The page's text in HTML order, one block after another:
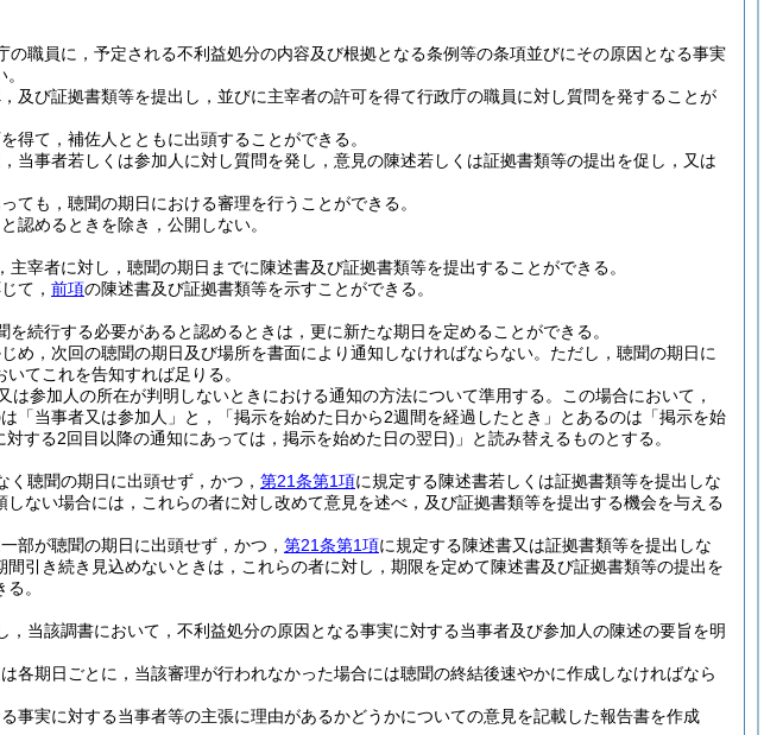
職員に，予定される不利益処分の内容及び根拠となる条例等の条項並びにその原因となる事実
及び証拠書類等を提出し，並びに主宰者の許可を得て行政庁の職員に対し質問を発することが
得て，補佐人とともに出頭することができる。
当事者若しくは参加人に対し質問を発し，意見の陳述若しくは証拠書類等の提出を促し，又は
ても，聴聞の期日における審理を行うことができる。
認めるときを除き，公開しない。
宰者に対し，聴聞の期日までに陳述書及び証拠書類等を提出することができる。
て， 前項の陳述書及び証拠書類等を示すことができる。
続行する必要があると認めるときは，更に新たな期日を定めることができる。
め，次回の聴聞の期日及び場所を書面により通知しなければならない。 ただし，聴聞の期日に
てこれを告知すれば足りる。
は参加人の所在が判明しないときにおける通知の方法について準用する。
この場合において，
「当事者又は参加人」と，「掲示を始めた日から2週間を経過したとき」とあるのは「掲示を始
する2回目以降の通知にあっては，掲示を始めた日の翌日) 」と読み替えるものとする。
聴聞の期日に出頭せず，かつ， 第21条第1項に規定する陳述書若しくは証拠書類等を提出しな
ない場合には，これらの者に対し改めて意見を述べ，及び証拠書類等を提出する機会を与える
部が聴聞の期日に出頭せず，かつ， 第21条第1項に規定する陳述書又は証拠書類等を提出しな
引き続き見込めないときは，これらの者に対し，期限を定めて陳述書及び証拠書類等の提出を
。
当該調書において，不利益処分の原因となる事実に対する当事者及び参加人の陳述の要旨を明
各期日ごとに，当該審理が行われなかった場合には聴聞の終結後速やかに作成しなければなら
事実に対する当事者等の主張に理由があるかどうかについての意見を記載した報告書を作成